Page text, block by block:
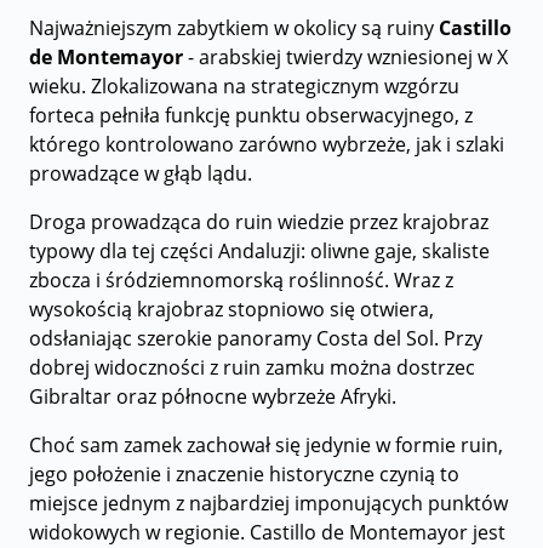
Najważniejszym zabytkiem w okolicy są ruiny Castillo
de Montemayor- arabskiej twierdzy wzniesionej w X
wieku. Zlokalizowana na strategicznym wzgórzu
forteca pełniła funkcję punktu obserwacyjnego, z
którego kontrolowano zarówno wybrzeże, jak i szlaki
prowadzące w głąb lądu.
Droga prowadząca do ruin wiedzie przez krajobraz
typowy dla tej części Andaluzji: oliwne gaje, skaliste
zbocza i śródziemnomorską roślinność. Wraz z
wysokością krajobraz stopniowo się otwiera,
odsłaniając szerokie panoramy Costa del Sol. Przy
dobrej widoczności z ruin zamku można dostrzec
Gibraltar oraz północne wybrzeże Afryki.
Choć sam zamek zachował się jedynie w formie ruin,
jego położenie i znaczenie historyczne czynią to
miejsce jednym z najbardziej imponujących punktów
widokowych w regionie. Castillo de Montemayor jest